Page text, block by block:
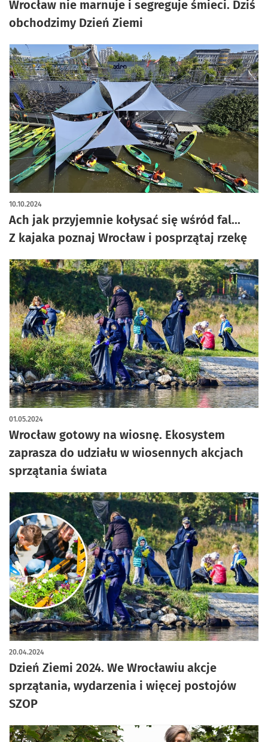
Wrocław nie marnuje i segreguje śmieci. Dziś
obchodzimy Dzień Ziemi
Ach jak przyjemnie kołysać się wśród fal...
Z kajaka poznaj Wrocław i posprzątaj rzekę
10.10.2024
Wrocław gotowy na wiosnę. Ekosystem
zaprasza do udziału w wiosennych akcjach
sprzątania świata
01.05.2024
Dzień Ziemi 2024. We Wrocławiu akcje
sprzątania, wydarzenia i więcej postojów
SZOP
20.04.2024